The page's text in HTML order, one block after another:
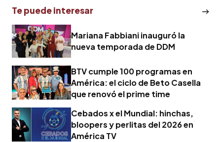
Te puede interesar
Mariana Fabbiani inauguró la
nueva temporada de DDM
BTV cumple 100 programas en
América: el ciclo de Beto Casella
que renovó el prime time
Cebados x el Mundial: hinchas,
bloopers y perlitas del 2026 en
América TV